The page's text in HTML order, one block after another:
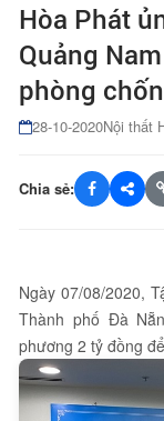
Hòa Phát
Quảng
phòng
28-10-2020Nội thất
Chia sẻ:
Ngày 07/08/2020,
Thành phố Đà
phương 2 tỷ đồng